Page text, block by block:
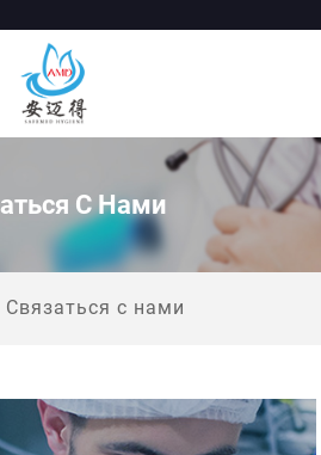
С Нами
Связаться с нами